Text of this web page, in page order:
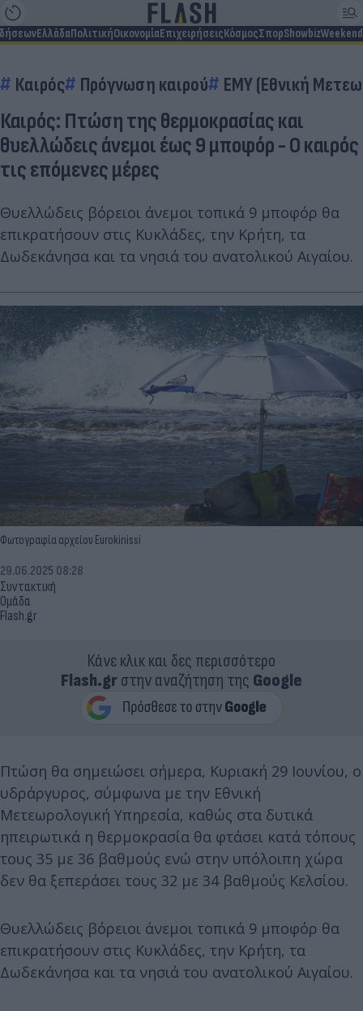
ΕλλάδαΠολιτικήΟικονομίαΕπιχειρήσειςΚόσμοςΣπορShowbizWeekend
Καιρός Πρόγνωση καιρού ΕΜΥ (Εθνική
Καιρός: Πτώση της θερμοκρασίας και
θυελλώδεις άνεμοι έως 9 μποφόρ - Ο καιρός
τις επόμενες μέρες
Θυελλώδεις βόρειοι άνεμοι τοπικά 9 μποφόρ θα
επικρατήσουν στις Κυκλάδες, την Κρήτη, τα
Δωδεκάνησα και τα νησιά του ανατολικού Αιγαίου.
Φωτογραφία αρχείου Eurokinissi
Συντακτική
Ομάδα
Flash.gr
29.06.2025 08:28
Κάνε κλικ και δες περισσότερο
Flash.grστην αναζήτηση της Google
Πτώση θα σημειώσει σήμερα, Κυριακή 29 Ιουνίου, ο
υδράργυρος, σύμφωνα με την Εθνική
Μετεωρολογική Υπηρεσία, καθώς στα δυτικά
ηπειρωτικά η θερμοκρασία θα φτάσει κατά τόπους
τους 35 με 36 βαθμούς ενώ στην υπόλοιπη χώρα
δεν θα ξεπεράσει τους 32 με 34 βαθμούς Κελσίου.
Θυελλώδεις βόρειοι άνεμοι τοπικά 9 μποφόρ θα
επικρατήσουν στις Κυκλάδες, την Κρήτη, τα
Δωδεκάνησα και τα νησιά του ανατολικού Αιγαίου.